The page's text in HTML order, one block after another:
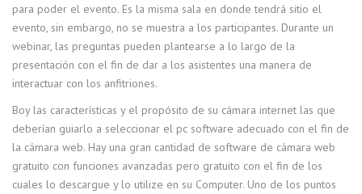
para poder el evento. Es la misma sala en donde tendrá sitio el
evento, sin embargo, no se muestra a los participantes. Durante un
webinar, las preguntas pueden plantearse a lo largo de la
presentación con el fin de dar a los asistentes una manera de
interactuar con los anfitriones.
Boy las características y el propósito de su cámara internet las que
deberían guiarlo a seleccionar el pc software adecuado con el fin de
la cámara web. Hay una gran cantidad de software de cámara web
gratuito con funciones avanzadas pero gratuito con el fin de los
cuales lo descargue y lo utilize en su Computer. Uno de los puntos